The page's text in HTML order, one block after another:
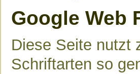
Google Web
Diese Seite nutzt
Schriftarten so